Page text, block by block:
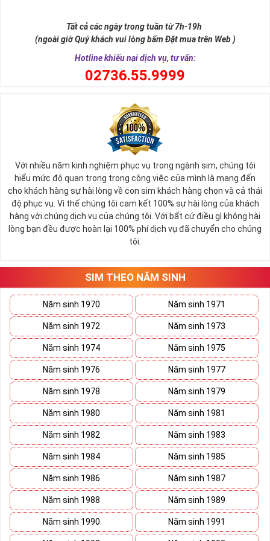
hồng mao. Bởi đây là con số đẹp nhất, quyền quý nhất trong tất cả
các số còn lại nó đại diện cho quyền lực, sức mạnh, sự kiêu hãnh
Sim Lục Quý 9 có ý nghĩa gì?
đạt, người có vị thế khẳng định tên tuổi, uy tín của mình trên
thương trường. Sở hữu sim số đẹp lục quý, sim lục quý 9 nói chung
sẽ giúp bạn xây dựng thương hiệu, tạo ấn tượng với đối tác kinh
doanh biến nó thành vũ khí sắc bén đánh bại mọi đối thủ cạnh
tranh trên bàn đàm phán.
Ý nghĩa Sim Lục Quý 9 được coi biểu trưng cho sức mạnh và quyền
lực của bậc đế vương. Việc kết hợp 6 con số 9 lại thành bộ lục quý
sẽ giúp chosim số đẹpgiàu ý nghĩa phong thủy thể hiện đẳng cấp,
địa vị và tiền tài.
Theo phong thủy đây còn là số sim kích tài, chiêu lộc đem đến
cuộc sống giàu sang phú quý cho mọi người. Bên cạnh đó số sim
còn là bùa hộ mệnh xua đuổi tà khí, vận hạn giúp cuộc sống bạn
luôn bình an và hạnh phúc.
Tại sao nên sở hữu Sim Lục Quý 9?
Tất cả các ngày trong tuần từ 7h-19h
(ngoài giờ Quý khách vui lòng bấm Đặt mua trên Web )
Hotline khiếu nại dịch vụ, tư vấn:
02736.55.9999
Với nhiều năm kinh nghiệm phục vụ trong ngành sim, chúng tôi
hiểu mức độ quan trọng trong công việc của mình là mang đến
cho khách hàng sự hài lòng về con sim khách hàng chọn và cả thái
độ phục vụ. Vì thế chúng tôi cam kết 100% sự hài lòng của khách
hàng với chúng dịch vụ của chúng tôi. Với bất cứ điều gì không hài
lòng bạn đều được hoàn lại 100% phí dịch vụ đã chuyển cho chúng
tôi.
SIM THEO NĂM SINH
Năm sinh 1970 Năm sinh 1971
Năm sinh 1972 Năm sinh 1973
Năm sinh 1974 Năm sinh 1975
Năm sinh 1976 Năm sinh 1977
Năm sinh 1978 Năm sinh 1979
Năm sinh 1980 Năm sinh 1981
Năm sinh 1982 Năm sinh 1983
Năm sinh 1984 Năm sinh 1985
Năm sinh 1986 Năm sinh 1987
Năm sinh 1988 Năm sinh 1989
Năm sinh 1990 Năm sinh 1991